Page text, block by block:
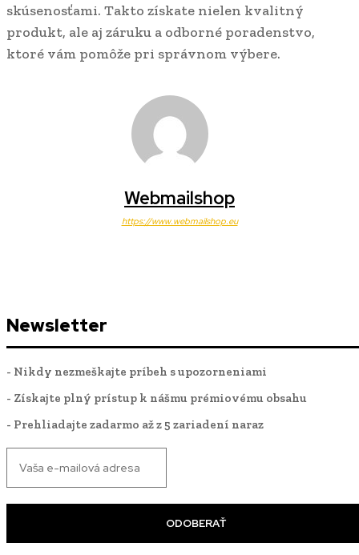
skúsenosťami. Takto získate nielen kvalitný
produkt, ale aj záruku a odborné poradenstvo,
ktoré vám pomôže pri správnom výbere.
Webmailshop
https://www.webmailshop.eu
Newsletter
- Nikdy nezmeškajte príbeh s upozorneniami
- Získajte plný prístup k nášmu prémiovému obsahu
- Prehliadajte zadarmo až z 5 zariadení naraz
ODOBERAŤ